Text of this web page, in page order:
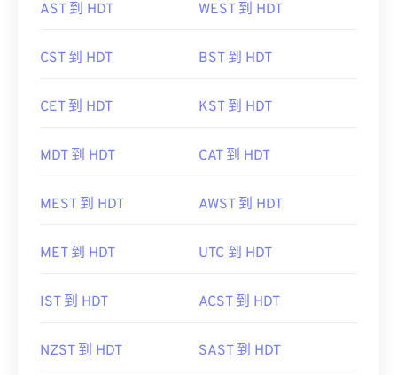
AST 到 HDT WEST 到 HDT
CST 到 HDT BST 到 HDT
CET 到 HDT KST 到 HDT
MDT 到 HDT CAT 到 HDT
MEST 到 HDT AWST 到 HDT
MET 到 HDT UTC 到 HDT
IST 到 HDT ACST 到 HDT
NZST 到 HDT SAST 到 HDT